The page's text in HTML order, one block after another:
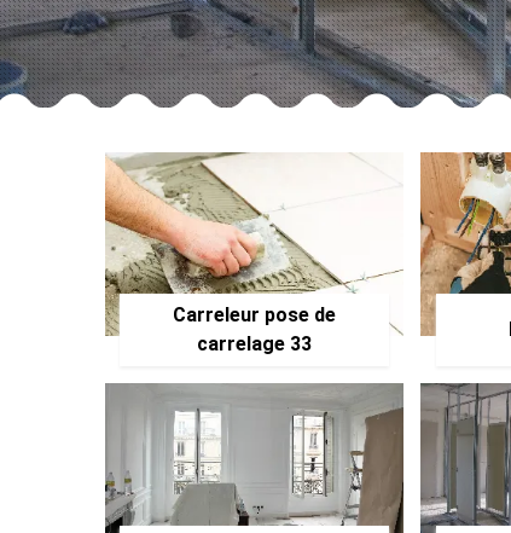
Carreleur pose de
carrelage 33